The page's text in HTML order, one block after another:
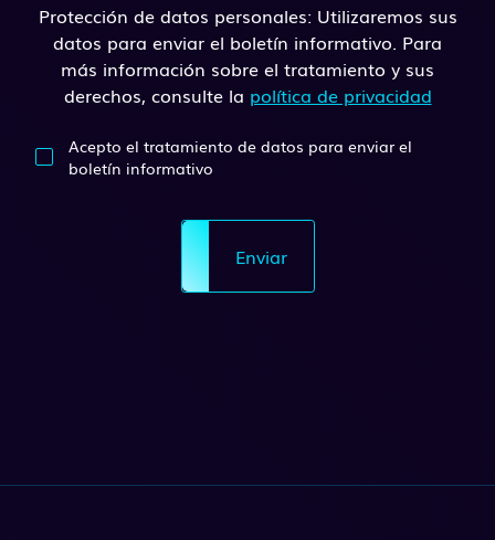
Protección de datos personales: Utilizaremos sus
datos para enviar el boletín informativo. Para
más información sobre el tratamiento y sus
derechos, consulte la política de privacidad
Acepto el tratamiento de datos para enviar el
boletín informativo
Enviar